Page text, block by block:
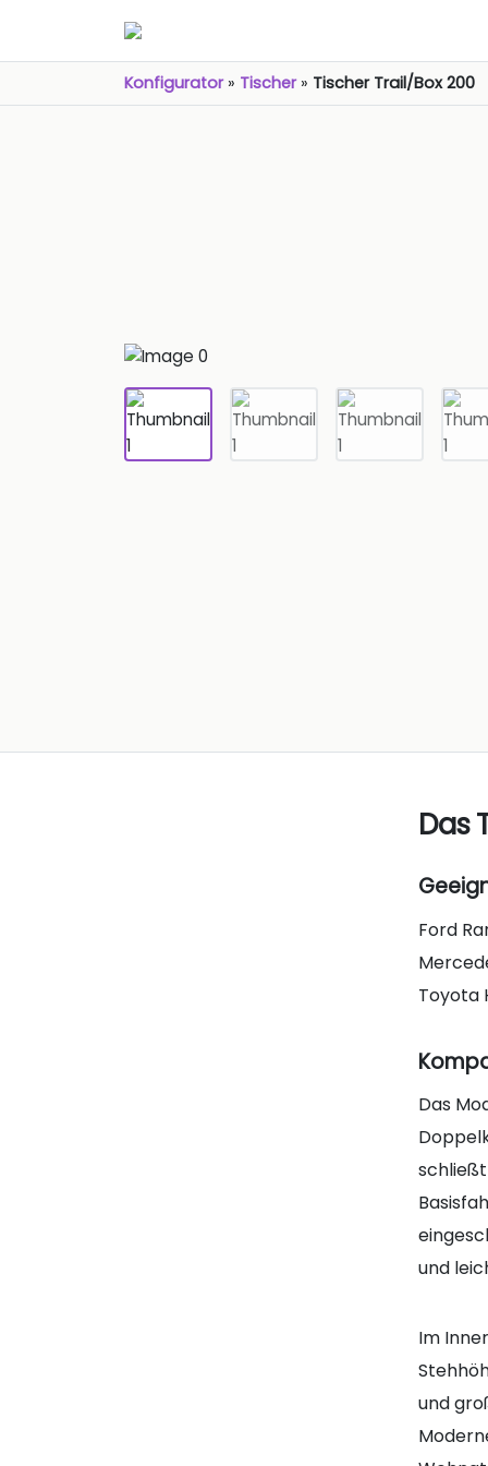
Konfigurator» Tischer» Tischer Trail/Box 200
Das
Ford
Toyota
Das
und
Im
und